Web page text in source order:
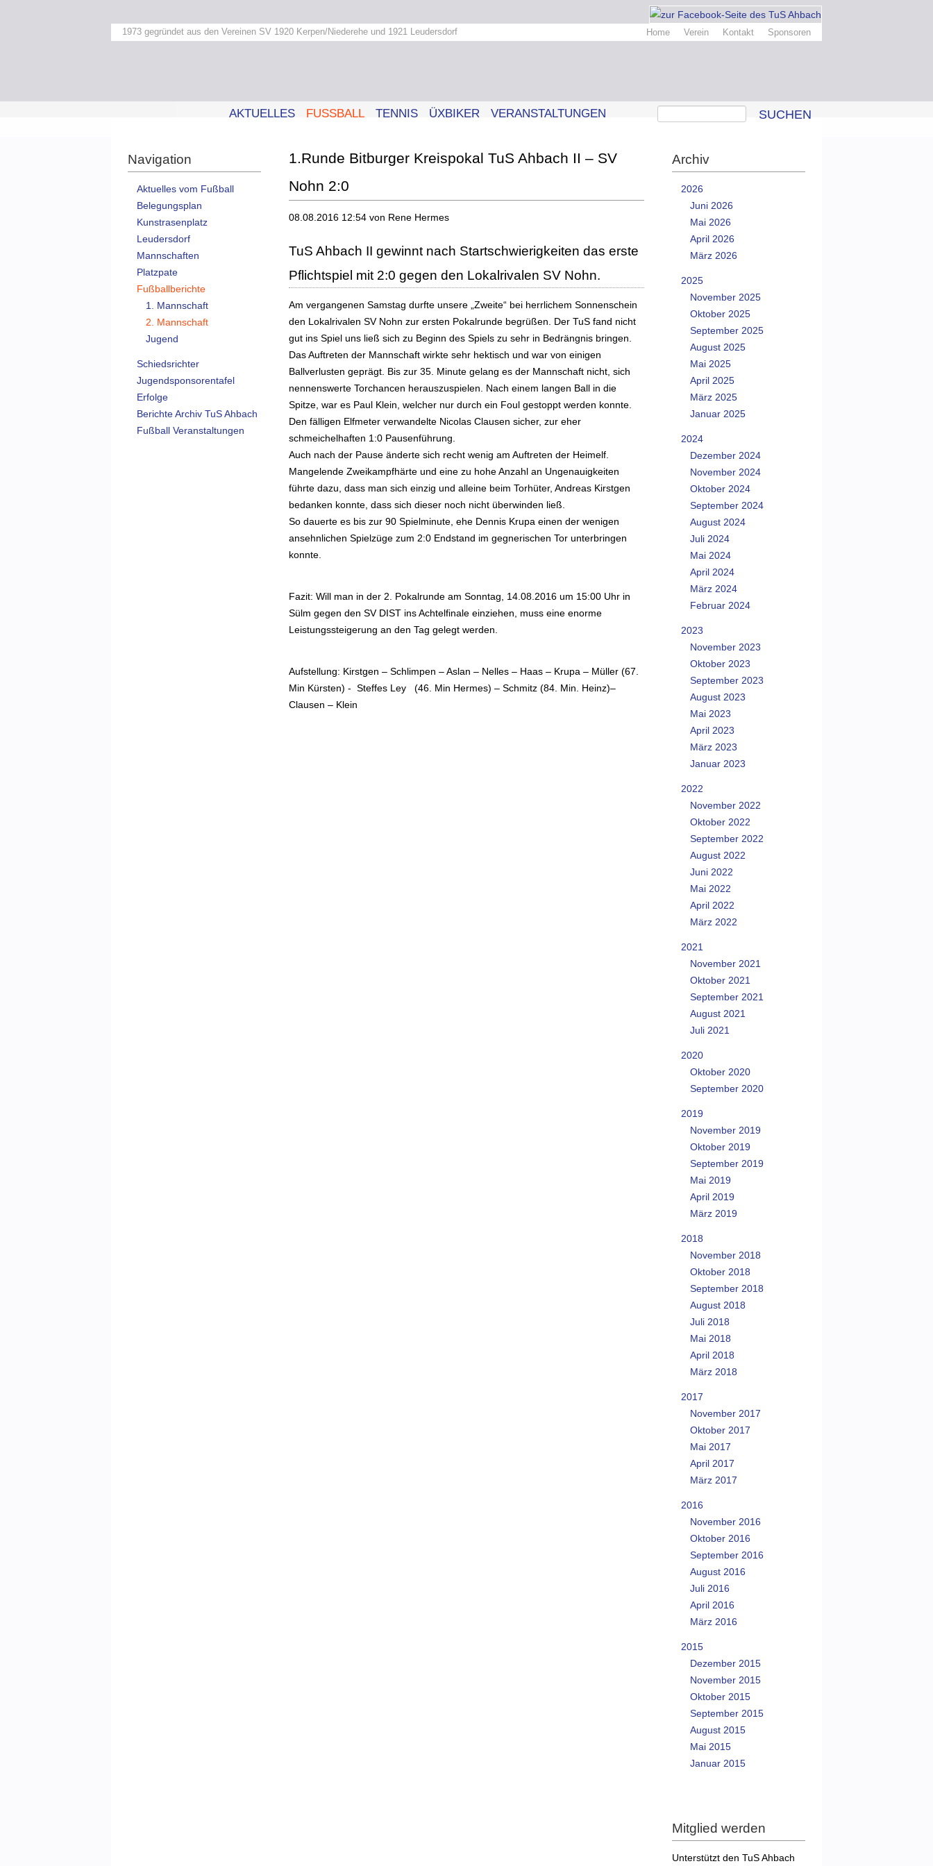
1973 gegründet aus den Vereinen SV 1920 Kerpen/Niederehe und 1921 Leudersdorf Home Verein Kontakt Sponsoren
AKTUELLES FUSSBALL TENNIS ÜXBIKER VERANSTALTUNGEN SUCHEN
1.Runde Bitburger Kreispokal TuS Ahbach II – SV
Nohn 2:0
08.08.2016 12:54 von Rene Hermes
TuS Ahbach II gewinnt nach Startschwierigkeiten das erste
Pflichtspiel mit 2:0 gegen den Lokalrivalen SV Nohn.
Am vergangenen Samstag durfte unsere „Zweite“ bei herrlichem Sonnenschein
den Lokalrivalen SV Nohn zur ersten Pokalrunde begrüßen. Der TuS fand nicht
gut ins Spiel uns ließ sich zu Beginn des Spiels zu sehr in Bedrängnis bringen.
Das Auftreten der Mannschaft wirkte sehr hektisch und war von einigen
Ballverlusten geprägt. Bis zur 35. Minute gelang es der Mannschaft nicht, sich
nennenswerte Torchancen herauszuspielen. Nach einem langen Ball in die
Spitze, war es Paul Klein, welcher nur durch ein Foul gestoppt werden konnte.
Den fälligen Elfmeter verwandelte Nicolas Clausen sicher, zur eher
schmeichelhaften 1:0 Pausenführung.
Auch nach der Pause änderte sich recht wenig am Auftreten der Heimelf.
Mangelende Zweikampfhärte und eine zu hohe Anzahl an Ungenauigkeiten
führte dazu, dass man sich einzig und alleine beim Torhüter, Andreas Kirstgen
bedanken konnte, dass sich dieser noch nicht überwinden ließ.
So dauerte es bis zur 90 Spielminute, ehe Dennis Krupa einen der wenigen
ansehnlichen Spielzüge zum 2:0 Endstand im gegnerischen Tor unterbringen
konnte.
Fazit: Will man in der 2. Pokalrunde am Sonntag, 14.08.2016 um 15:00 Uhr in
Sülm gegen den SV DIST ins Achtelfinale einziehen, muss eine enorme
Leistungssteigerung an den Tag gelegt werden.
Aufstellung: Kirstgen – Schlimpen – Aslan – Nelles – Haas – Krupa – Müller (67.
Min Kürsten) - Steffes Ley (46. Min Hermes) – Schmitz (84. Min. Heinz)–
Clausen – Klein
Navigation
Aktuelles vom Fußball
Belegungsplan
Kunstrasenplatz
Leudersdorf
Mannschaften
Platzpate
Fußballberichte
1. Mannschaft
2. Mannschaft
Jugend
Schiedsrichter
Jugendsponsorentafel
Erfolge
Berichte Archiv TuS Ahbach
Fußball Veranstaltungen
Archiv
2026
Juni 2026
Mai 2026
April 2026
März 2026
2025
November 2025
Oktober 2025
September 2025
August 2025
Mai 2025
April 2025
März 2025
Januar 2025
2024
Dezember 2024
November 2024
Oktober 2024
September 2024
August 2024
Juli 2024
Mai 2024
April 2024
März 2024
Februar 2024
2023
November 2023
Oktober 2023
September 2023
August 2023
Mai 2023
April 2023
März 2023
Januar 2023
2022
November 2022
Oktober 2022
September 2022
August 2022
Juni 2022
Mai 2022
April 2022
März 2022
2021
November 2021
Oktober 2021
September 2021
August 2021
Juli 2021
2020
Oktober 2020
September 2020
2019
November 2019
Oktober 2019
September 2019
Mai 2019
April 2019
März 2019
2018
November 2018
Oktober 2018
September 2018
August 2018
Juli 2018
Mai 2018
April 2018
März 2018
2017
November 2017
Oktober 2017
Mai 2017
April 2017
März 2017
2016
November 2016
Oktober 2016
September 2016
August 2016
Juli 2016
April 2016
März 2016
2015
Dezember 2015
November 2015
Oktober 2015
September 2015
August 2015
Mai 2015
Januar 2015
Mitglied werden
Unterstützt den TuS Ahbach